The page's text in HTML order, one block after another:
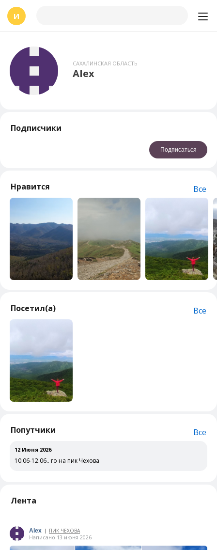
И
САХАЛИНСКАЯ ОБЛАСТЬ
Alex
Подписчики
Подписаться
Нравится Все
Посетил(а) Все
Попутчики Все
12 Июня 2026
10.06-12.06.. го на пик Чехова
Лента
Alex | ПИК ЧЕХОВА
Написано 13 июня 2026